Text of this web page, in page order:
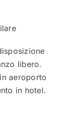
libero.
aeroporto
in hotel.